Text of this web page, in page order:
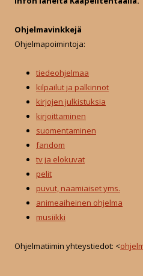
Ohjelmavinkkejä
Ohjelmapoimintoja:
tiedeohjelmaa
kilpailut ja palkinnot
kirjojen julkistuksia
kirjoittaminen
suomentaminen
fandom
tv ja elokuvat
pelit
puvut, naamiaiset yms.
animeaiheinen ohjelma
musiikki
Ohjelmatiimin yhteystiedot: <